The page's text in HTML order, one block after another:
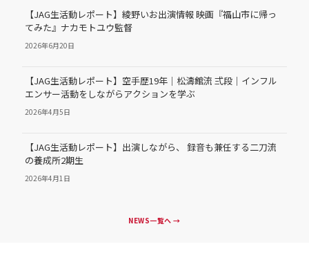
【JAG生活動レポート】綾野いお出演情報 映画『福山市に帰っ
てみた』ナカモトユウ監督
2026年6月20日
【JAG生活動レポート】空手歴19年｜松濤館流 弍段｜インフル
エンサー活動をしながらアクションを学ぶ
2026年4月5日
【JAG生活動レポート】出演しながら、 録音も兼任する二刀流
の養成所2期生
2026年4月1日
NEWS一覧へ →